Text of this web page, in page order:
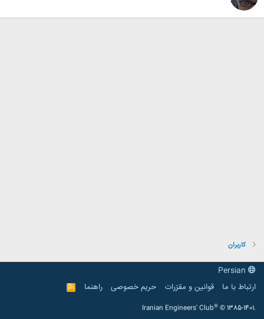
کاربران
ارتباط با ما
قوانین و مقرّرات حریم خصوصی راهنما
R
S
Iranian Engineers' Club® © 1385-1401.